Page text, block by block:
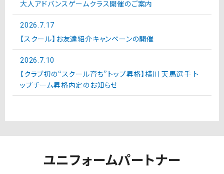
大人アドバンスゲームクラス開催のご案内
2026.7.17
【スクール】お友達紹介キャンペーンの開催
2026.7.10
【クラブ初の“スクール育ち”トップ昇格】横川 天馬選手 ト
ップチーム昇格内定のお知らせ
ユニフォームパートナー